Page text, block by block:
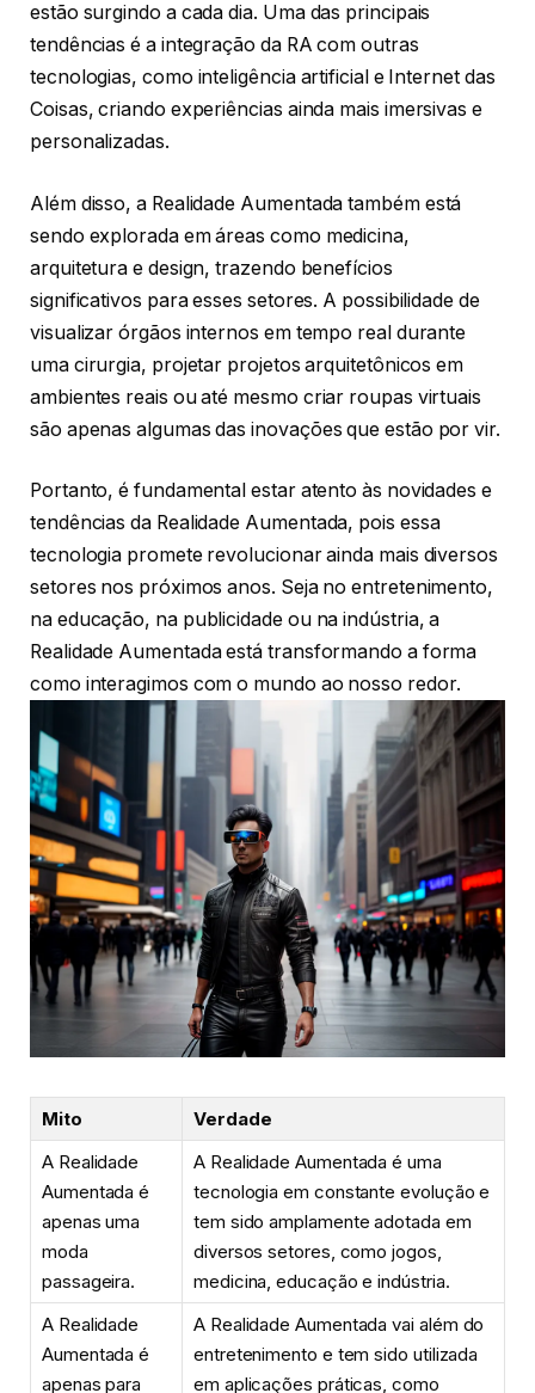
estão surgindo a cada dia. Uma das principais
tendências é a integração da RA com outras
tecnologias, como inteligência artificial e Internet das
Coisas, criando experiências ainda mais imersivas e
personalizadas.
Além disso, a Realidade Aumentada também está
sendo explorada em áreas como medicina,
arquitetura e design, trazendo benefícios
significativos para esses setores. A possibilidade de
visualizar órgãos internos em tempo real durante
uma cirurgia, projetar projetos arquitetônicos em
ambientes reais ou até mesmo criar roupas virtuais
são apenas algumas das inovações que estão por vir.
Portanto, é fundamental estar atento às novidades e
tendências da Realidade Aumentada, pois essa
tecnologia promete revolucionar ainda mais diversos
setores nos próximos anos. Seja no entretenimento,
na educação, na publicidade ou na indústria, a
Realidade Aumentada está transformando a forma
como interagimos com o mundo ao nosso redor.
Mito
Verdade
A Realidade
Aumentada é
apenas uma
moda
passageira.
A Realidade Aumentada é uma
tecnologia em constante evolução e
tem sido amplamente adotada em
diversos setores, como jogos,
medicina, educação e indústria.
A Realidade
Aumentada é
apenas para
A Realidade Aumentada vai além do
entretenimento e tem sido utilizada
em aplicações práticas, como